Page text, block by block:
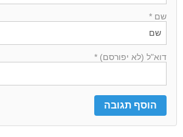
שם *
דוא"ל (לא יפורסם) *